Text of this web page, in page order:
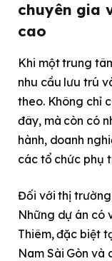
chuyên gia
cao
Khi một trung
nhu cầu lưu trú
theo. Không chỉ
đây, mà còn có
hành, doanh
các tổ chức phụ
Đối với thị
Những dự án có
Thiêm, đặc biệt
Nam Sài Gòn và